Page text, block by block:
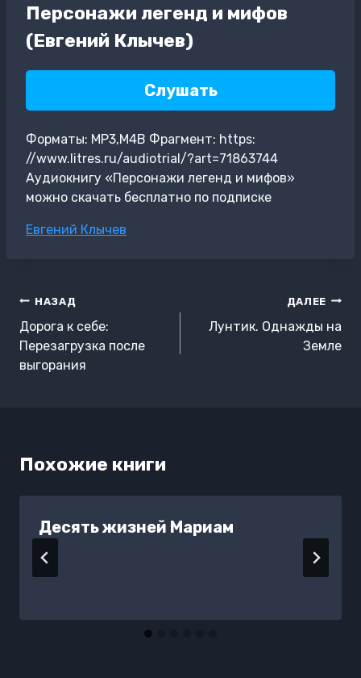
Персонажи легенд и мифов
(Евгений Клычев)
Слушать
Форматы: MP3,M4B Фрагмент: https:
//www.litres.ru/audiotrial/?art=71863744
Аудиокнигу «Персонажи легенд и мифов»
можно скачать бесплатно по подписке
Метки
Евгений Клычев
Навигация
по
записям
НАЗАД
Дорога к себе:
Перезагрузка после
выгорания
ДАЛЕЕ
Лунтик. Однажды на
Земле
Похожие книги
Десять жизней Мариам